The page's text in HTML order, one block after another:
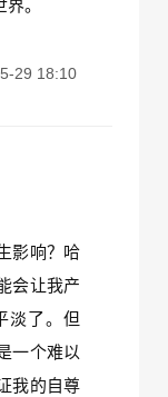
。
29 18:10
影响？哈
会让我产
淡了。但
一个难以
我的自尊